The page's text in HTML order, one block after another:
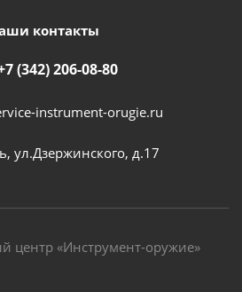
контакты
(342) 206-08-80
instrument-orugie.ru
ул.Дзержинского, д.17
центр «Инструмент-оружие»